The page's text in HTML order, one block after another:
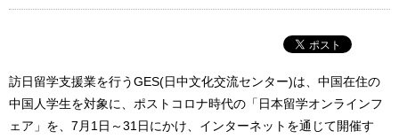
訪日留学支援業を行うGES(日中文化交流センター)は、中国在住の
中国人学生を対象に、ポストコロナ時代の「日本留学オンラインフ
ェア」を、7月1日～31日にかけ、インターネットを通じて開催す